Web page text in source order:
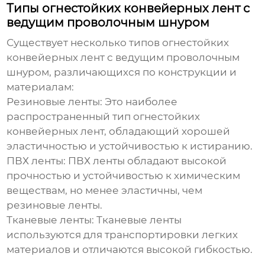
Типы огнестойких конвейерных лент с
ведущим проволочным шнуром
Существует несколько типов огнестойких
конвейерных лент с ведущим проволочным
шнуром, различающихся по конструкции и
материалам:
Резиновые ленты: Это наиболее
распространенный тип огнестойких
конвейерных лент, обладающий хорошей
эластичностью и устойчивостью к истиранию.
ПВХ ленты: ПВХ ленты обладают высокой
прочностью и устойчивостью к химическим
веществам, но менее эластичны, чем
резиновые ленты.
Тканевые ленты: Тканевые ленты
используются для транспортировки легких
материалов и отличаются высокой гибкостью.